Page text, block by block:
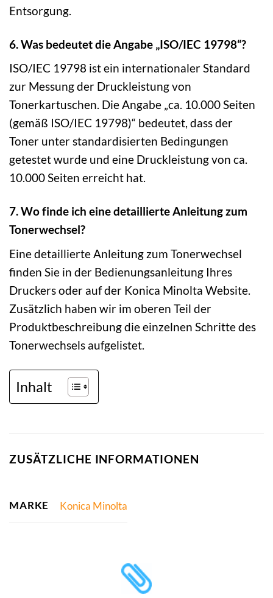
Entsorgung.
6. Was bedeutet die Angabe „ISO/IEC 19798“?
ISO/IEC 19798 ist ein internationaler Standard
zur Messung der Druckleistung von
Tonerkartuschen. Die Angabe „ca. 10.000 Seiten
(gemäß ISO/IEC 19798)“ bedeutet, dass der
Toner unter standardisierten Bedingungen
getestet wurde und eine Druckleistung von ca.
10.000 Seiten erreicht hat.
7. Wo finde ich eine detaillierte Anleitung zum
Tonerwechsel?
Eine detaillierte Anleitung zum Tonerwechsel
finden Sie in der Bedienungsanleitung Ihres
Druckers oder auf der Konica Minolta Website.
Zusätzlich haben wir im oberen Teil der
Produktbeschreibung die einzelnen Schritte des
Tonerwechsels aufgelistet.
Inhalt
ZUSÄTZLICHE INFORMATIONEN
MARKE Konica Minolta